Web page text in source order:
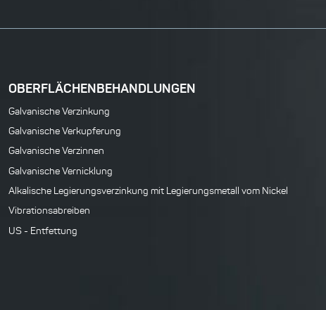
OBERFLÄCHENBEHANDLUNGEN
Galvanische Verzinkung
Galvanische Verkupferung
Galvanische Verzinnen
Galvanische Vernicklung
Alkalische Legierungsverzinkung mit Legierungsmetall vom Nickel
Vibrationsabreiben
US - Entfettung